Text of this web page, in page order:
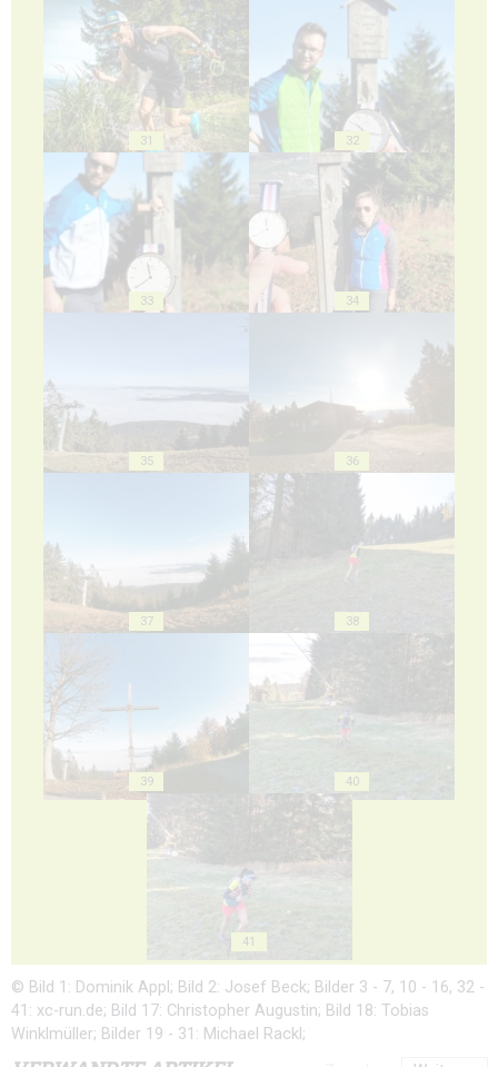
31 32
33 34
35 36
37 38
39 40
41
© Bild 1: Dominik Appl; Bild 2: Josef Beck; Bilder 3 - 7, 10 - 16, 32 -
41: xc-run.de; Bild 17: Christopher Augustin; Bild 18: Tobias
Winklmüller; Bilder 19 - 31: Michael Rackl;